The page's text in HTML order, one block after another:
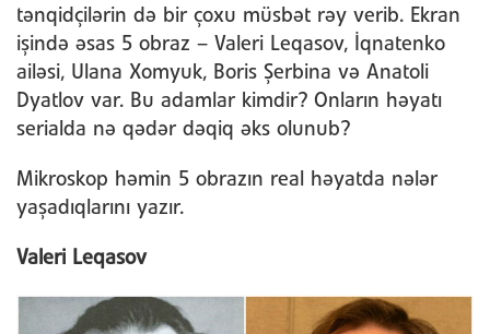
tənqidçilərin də bir çoxu müsbət rəy verib. Ekran
işində əsas 5 obraz – Valeri Leqasov, İqnatenko
ailəsi, Ulana Xomyuk, Boris Şerbina və Anatoli
Dyatlov var. Bu adamlar kimdir? Onların həyatı
serialda nə qədər dəqiq əks olunub?
Mikroskop həmin 5 obrazın real həyatda nələr
yaşadıqlarını yazır.
Valeri Leqasov